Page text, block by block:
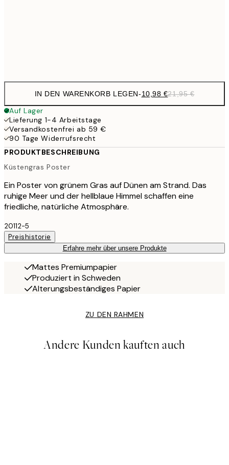
IN DEN WARENKORB LEGEN-10,98 €21,95 €
Auf Lager
Lieferung 1-4 Arbeitstage
Versandkostenfrei ab 59 €
90 Tage Widerrufsrecht
PRODUKTBESCHREIBUNG
Küstengras Poster
Ein Poster von grünem Gras auf Dünen am Strand. Das
ruhige Meer und der hellblaue Himmel schaffen eine
friedliche, natürliche Atmosphäre.
20112-5
Preishistorie
Erfahre mehr über unsere Produkte
Mattes Premiumpapier
Produziert in Schweden
Alterungsbeständiges Papier
ZU DEN RAHMEN
Andere Kunden kauften auch